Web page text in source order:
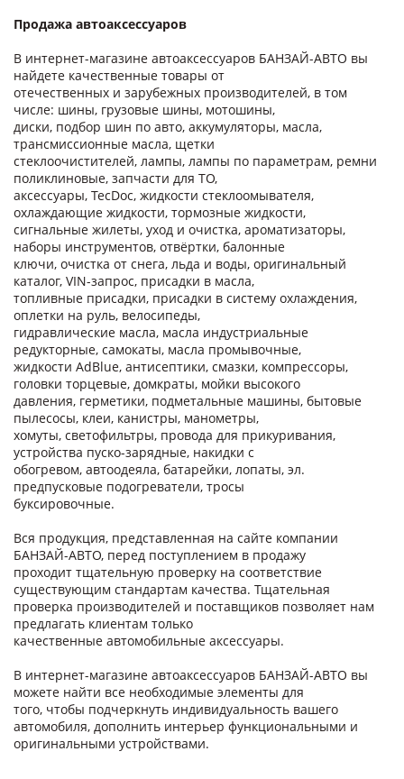
Продажа автоаксессуаров
В интернет-магазине автоаксессуаров БАНЗАЙ-АВТО вы
найдете качественные товары от
отечественных и зарубежных производителей, в том
числе: шины, грузовые шины, мотошины,
диски, подбор шин по авто, аккумуляторы, масла,
трансмиссионные масла, щетки
стеклоочистителей, лампы, лампы по параметрам, ремни
поликлиновые, запчасти для ТО,
аксессуары, TecDoc, жидкости стеклоомывателя,
охлаждающие жидкости, тормозные жидкости,
сигнальные жилеты, уход и очистка, ароматизаторы,
наборы инструментов, отвёртки, балонные
ключи, очистка от снега, льда и воды, оригинальный
каталог, VIN-запрос, присадки в масла,
топливные присадки, присадки в систему охлаждения,
оплетки на руль, велосипеды,
гидравлические масла, масла индустриальные
редукторные, самокаты, масла промывочные,
жидкости AdBlue, антисептики, смазки, компрессоры,
головки торцевые, домкраты, мойки высокого
давления, герметики, подметальные машины, бытовые
пылесосы, клеи, канистры, манометры,
хомуты, светофильтры, провода для прикуривания,
устройства пуско-зарядные, накидки с
обогревом, автоодеяла, батарейки, лопаты, эл.
предпусковые подогреватели, тросы
буксировочные.
Вся продукция, представленная на сайте компании
БАНЗАЙ-АВТО, перед поступлением в продажу
проходит тщательную проверку на соответствие
существующим стандартам качества. Тщательная
проверка производителей и поставщиков позволяет нам
предлагать клиентам только
качественные автомобильные аксессуары.
В интернет-магазине автоаксессуаров БАНЗАЙ-АВТО вы
можете найти все необходимые элементы для
того, чтобы подчеркнуть индивидуальность вашего
автомобиля, дополнить интерьер функциональными и
оригинальными устройствами.